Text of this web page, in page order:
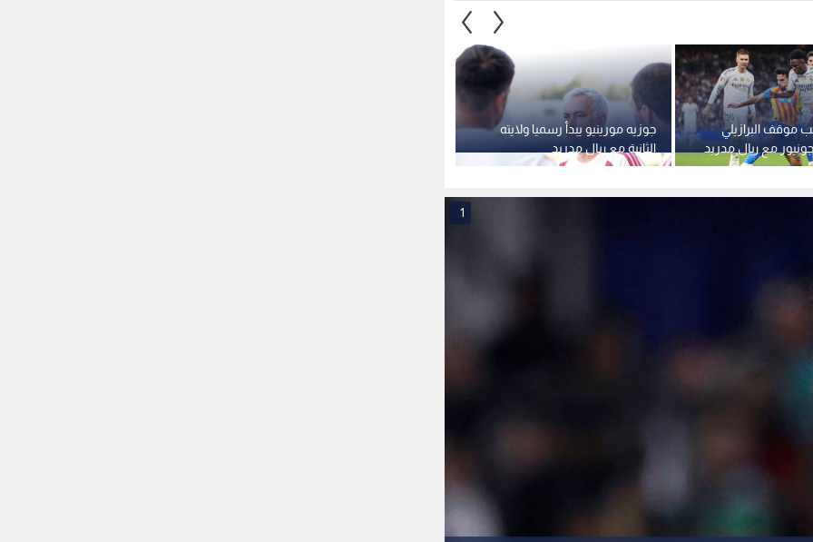
جوزيه مورينيو يبدأ رسميا ولايته
الثانية مع ريال مدريد
موقف البرازيلي
مع ريال مدريد
1